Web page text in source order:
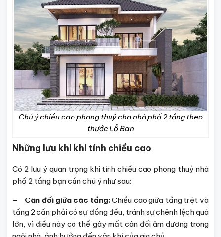
Chú ý chiều cao phong thuỷ cho nhà phố 2 tầng theo
thước Lỗ Ban
Những lưu khi khi tính chiều cao
Có 2 lưu ý quan trọng khi tính chiều cao phong thuỷ nhà
phố 2 tầng bạn cần chú ý như sau:
– Cân đối giữa các tầng: Chiều cao giữa tầng trệt và
tầng 2 cần phải có sự đồng đều, tránh sự chênh lệch quá
lớn, vì điều này có thể gây mất cân đối âm dương trong